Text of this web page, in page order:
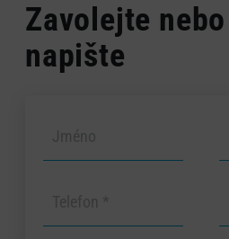
Zavolejte nebo
napište